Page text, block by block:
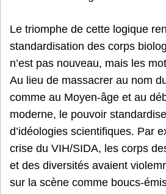
Le triomphe de cette logique
standardisation des corps
n’est pas nouveau, mais les
Au lieu de massacrer au nom
comme au Moyen-âge et au
moderne, le pouvoir
d’idéologies scientifiques. Par
crise du VIH/SIDA, les corps
et des diversités avaient
sur la scène comme boucs-